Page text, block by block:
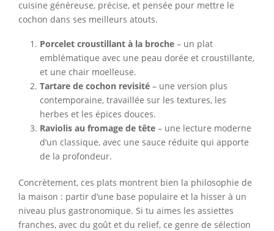
cuisine généreuse, précise, et pensée pour mettre le
cochon dans ses meilleurs atouts.
Porcelet croustillant à la broche – un plat
emblématique avec une peau dorée et croustillante,
et une chair moelleuse.
Tartare de cochon revisité – une version plus
contemporaine, travaillée sur les textures, les
herbes et les épices douces.
Raviolis au fromage de tête – une lecture moderne
d’un classique, avec une sauce réduite qui apporte
de la profondeur.
Concrètement, ces plats montrent bien la philosophie de
la maison : partir d’une base populaire et la hisser à un
niveau plus gastronomique. Si tu aimes les assiettes
franches, avec du goût et du relief, ce genre de sélection